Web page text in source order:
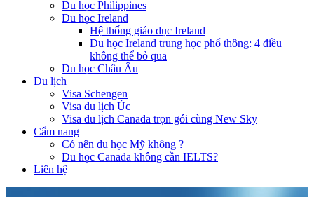
Du học Philippines
Du học Ireland
Hệ thống giáo dục Ireland
Du học Ireland trung học phổ thông: 4 điều
không thể bỏ qua
Du học Châu Âu
Du lịch
Visa Schengen
Visa du lịch Úc
Visa du lịch Canada trọn gói cùng New Sky
Cẩm nang
Có nên du học Mỹ không ?
Du học Canada không cần IELTS?
Liên hệ